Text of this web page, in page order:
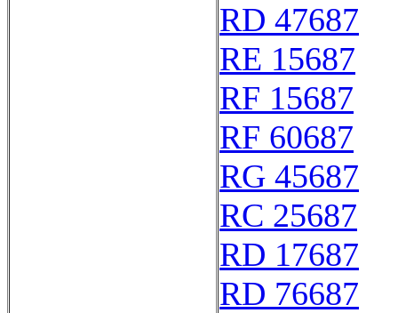
RD 47687
RE 15687
RF 15687
RF 60687
RG 45687
RC 25687
RD 17687
RD 76687